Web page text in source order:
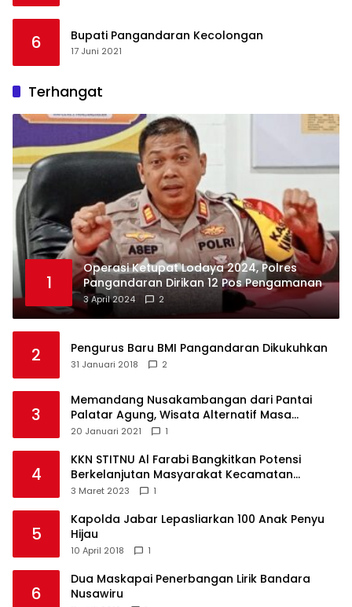
6 Bupati Pangandaran Kecolongan
17 Juni 2021
Terhangat
1
Operasi Ketupat Lodaya 2024, Polres
Pangandaran Dirikan 12 Pos Pengamanan
3 April 2024 2
2 Pengurus Baru BMI Pangandaran Dikukuhkan
31 Januari 2018 2
3
Memandang Nusakambangan dari Pantai
Palatar Agung, Wisata Alternatif Masa
Pandemi
20 Januari 2021 1
4
KKN STITNU Al Farabi Bangkitkan Potensi
Berkelanjutan Masyarakat Kecamatan
Langkaplancar
3 Maret 2023 1
5
Kapolda Jabar Lepasliarkan 100 Anak Penyu
Hijau
10 April 2018 1
6
Dua Maskapai Penerbangan Lirik Bandara
Nusawiru